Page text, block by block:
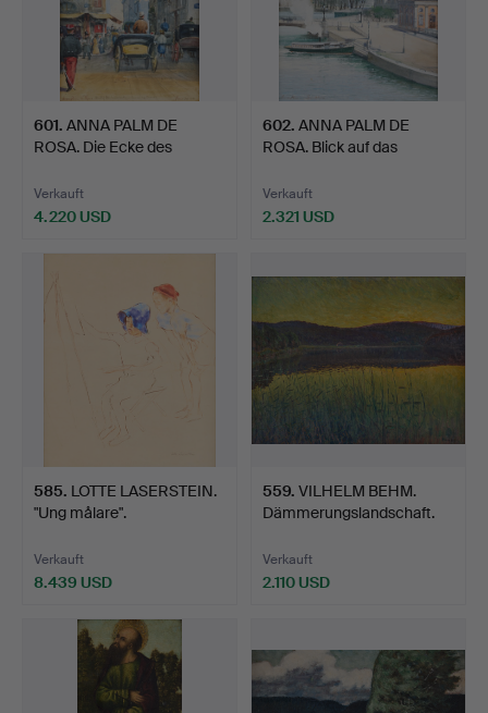
601. ANNA PALM DE
ROSA. Die Ecke des
Verkauft
4.220 USD
602. ANNA PALM DE
ROSA. Blick auf das
Verkauft
2.321 USD
585. LOTTE LASERSTEIN.
"Ung målare".
Verkauft
8.439 USD
559. VILHELM BEHM.
Dämmerungslandschaft.
Verkauft
2.110 USD